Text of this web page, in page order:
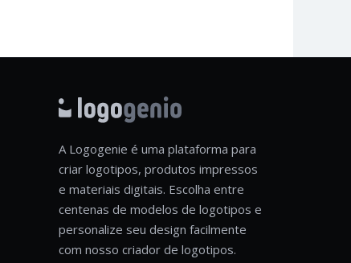
A Logogenie é uma plataforma para
criar logotipos, produtos impressos
e materiais digitais. Escolha entre
centenas de modelos de logotipos e
personalize seu design facilmente
com nosso criador de logotipos.